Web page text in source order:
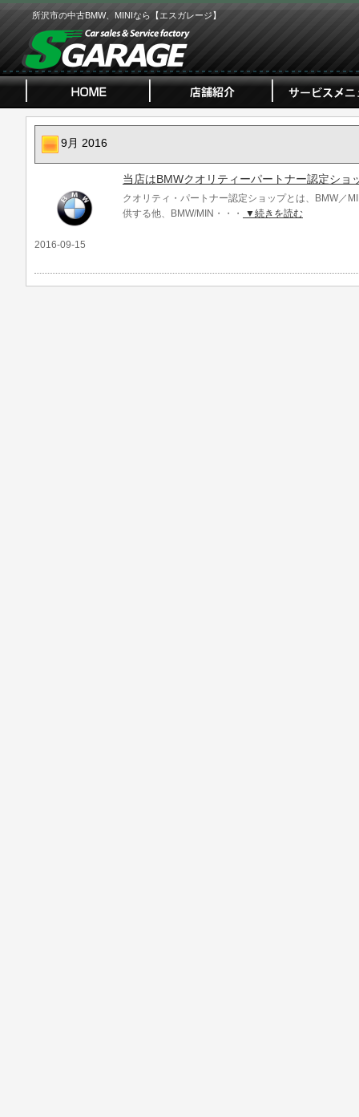
所沢市の中古BMW、MINIなら【エスガレージ】
9月 2016
当店はBMWクオリティーパートナー認定ショ
クオリティ・パートナー認定ショップとは、BMW／
供する他、BMW/MIN・・・
▼続きを読む
2016-09-15